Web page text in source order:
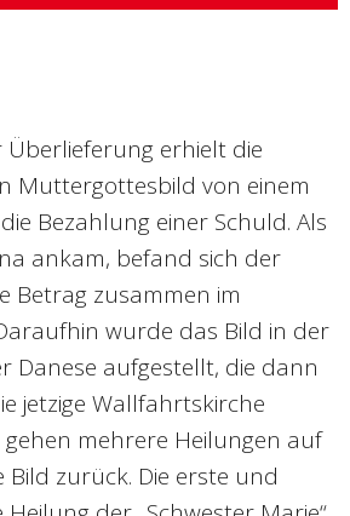
erhielt die
Muttergottesbild von einem
Bezahlung einer Schuld. Als
ankam, befand sich der
Betrag zusammen im
wurde das Bild in der
Danese aufgestellt, die dann
jetzige Wallfahrtskirche
mehrere Heilungen auf
zurück. Die erste und